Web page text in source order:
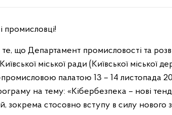
промисловці!
що Департамент промисловості та
міської ради (Київської міської
палатою 13 – 14 листопада
на тему: «Кібербезпека – нові
зокрема стосовно вступу в силу нового